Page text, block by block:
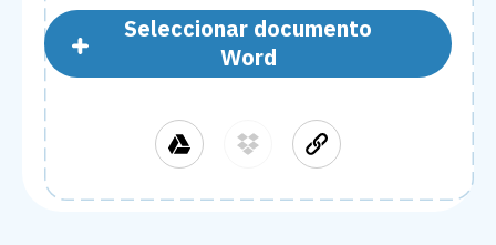
Seleccionar documento
Word